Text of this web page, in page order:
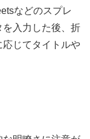
などのスプレ
を入力した後、折
じてタイトルや